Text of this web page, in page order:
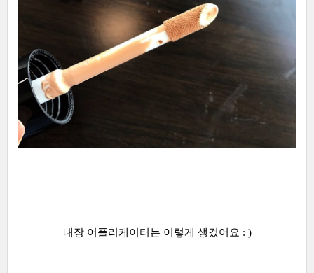
내장 어플리케이터는 이렇게 생겼어요 : )